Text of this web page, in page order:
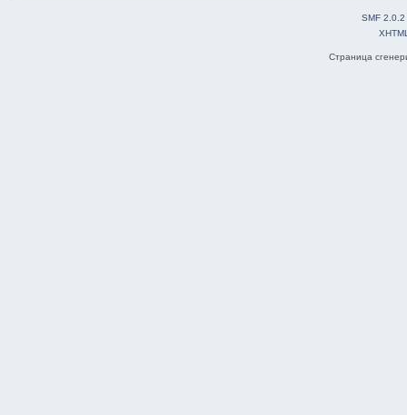
SMF 2.0.2
Страница